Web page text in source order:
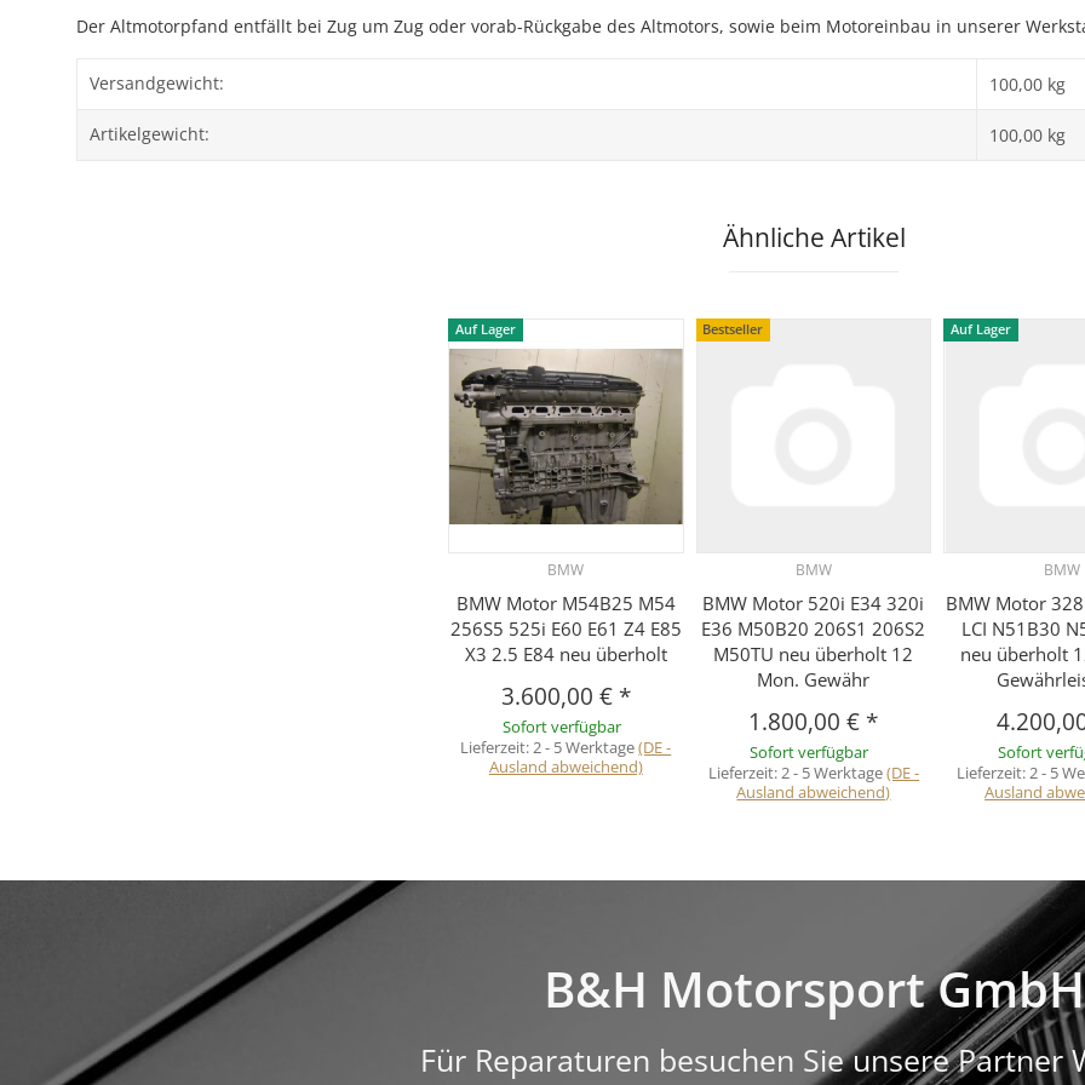
Der Altmotorpfand entfällt bei Zug um Zug oder vorab-Rückgabe des Altmotors, sowie beim Motoreinbau in unserer
Versandgewicht: 100,00 kg
Artikelgewicht: 100,00 kg
Ähnliche Artikel
Auf Lager
BMW
BMW Motor M54B25 M54
256S5 525i E60 E61 Z4 E85
X3 2.5 E84 neu überholt
3.600,00 € *
Sofort verfügbar
Lieferzeit:2 - 5 Werktage(DE -
Ausland abweichend)
Bestseller
BMW
BMW Motor 520i E34 320i
E36 M50B20 206S1 206S2
M50TU neu überholt 12
Mon. Gewähr
1.800,00 € *
Sofort verfügbar
Lieferzeit:2 - 5 Werktage(DE -
Ausland abweichend)
Auf Lager
BMW
BMW Motor
LCI N51B30
neu überholt
Sofort
Lieferzeit:2 - 5
Ausland
B&H Motorsport GmbH
Für Reparaturen besuchen Sie unsere Partner